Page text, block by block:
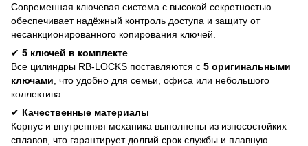
Современная ключевая система с высокой секретностью
обеспечивает надёжный контроль доступа и защиту от
несанкционированного копирования ключей.
✔ 5 ключей в комплекте
Все цилиндры RB-LOCKS поставляются с 5 оригинальными
ключами , что удобно для семьи, офиса или небольшого
коллектива.
✔ Качественные материалы
Корпус и внутренняя механика выполнены из износостойких
сплавов, что гарантирует долгий срок службы и плавную